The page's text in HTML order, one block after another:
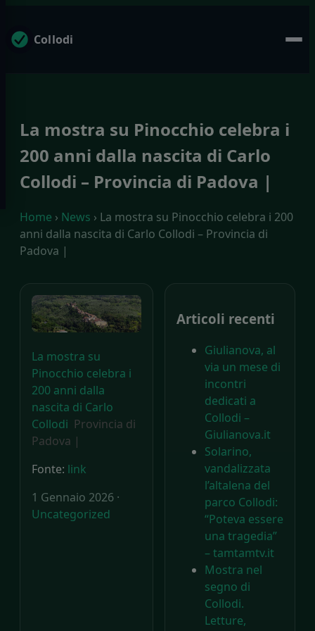
Collodi
La mostra su Pinocchio celebra i
200 anni dalla nascita di Carlo
Collodi – Provincia di Padova |
Home › News › La mostra su Pinocchio celebra i 200
anni dalla nascita di Carlo Collodi – Provincia di
Padova |
La mostra su
Pinocchio celebra i
200 anni dalla
nascita di Carlo
Collodi Provincia di
Padova |
Fonte: link
1 Gennaio 2026 ·
Uncategorized
Articoli recenti
Giulianova, al
via un mese di
incontri
dedicati a
Collodi –
Giulianova.it
Solarino,
vandalizzata
l’altalena del
parco Collodi:
“Poteva essere
una tragedia”
– tamtamtv.it
Mostra nel
segno di
Collodi.
Letture,